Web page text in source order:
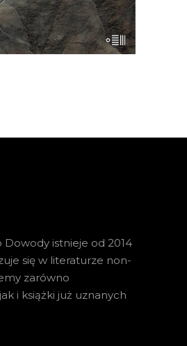
istnieje od 2014
się w literaturze non-
zarówno
i książki już uznanych